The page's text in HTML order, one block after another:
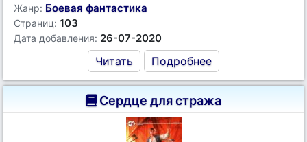
Жанр: Боевая фантастика
Страниц: 103
Дата добавления: 26-07-2020
Читать Подробнее
Сердце для стража